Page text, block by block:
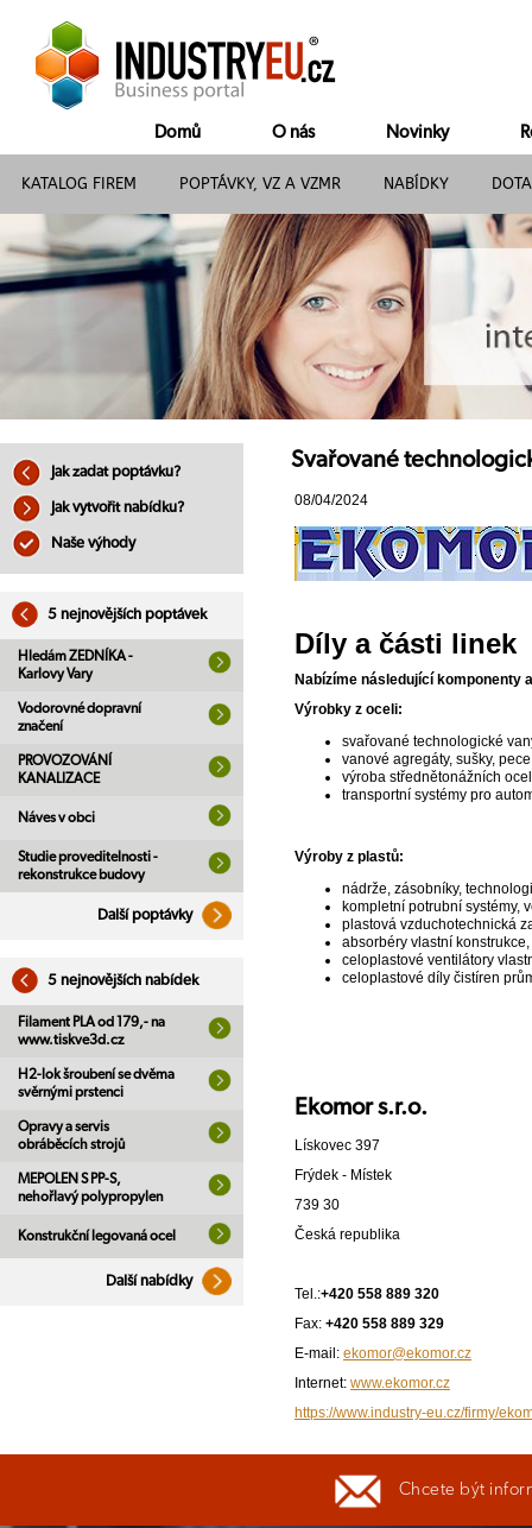
Domů O nás Novinky
KATALOG FIREM POPTÁVKY, VZ A VZMR NABÍDKY
Jak zadat poptávku?
Jak vytvořit nabídku?
Naše výhody
5 nejnovějších poptávek
Hledám ZEDNÍKA -
Karlovy Vary
Vodorovné dopravní
značení
PROVOZOVÁNÍ
KANALIZACE
Náves v obci
Studie proveditelnosti -
rekonstrukce budovy
Další poptávky
5 nejnovějších nabídek
Filament PLA od 179,- na
www.tiskve3d.cz
H2-lok šroubení se dvěma
svěrnými prstenci
Opravy a servis
obráběcích strojů
MEPOLEN S PP-S,
nehořlavý polypropylen
Konstrukční legovaná ocel
Další nabídky
Svařované
08/04/2024
Díly a části linek
Nabízíme následující komponenty
Výrobky z oceli:
svařované technologické
vanové agregáty, sušky,
výroba střednětonážních
transportní systémy pro
Výroby z plastů:
nádrže, zásobníky,
kompletní potrubní systémy,
plastová vzduchotechnická
absorbéry vlastní
celoplastové ventilátory
celoplastové díly čistíren
Ekomor s.r.o.
Lískovec 397
Frýdek - Místek
739 30
Česká republika
Tel.:+420 558 889 320
Fax: +420 558 889 329
E-mail: ekomor@ekomor.cz
Internet: www.ekomor.cz
https://www.industry-eu.cz/firmy/
Chcete být